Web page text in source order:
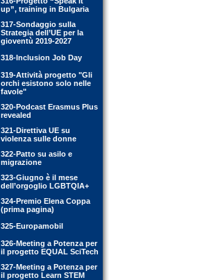
up”, training in Bulgaria
317-Sondaggio sulla
Strategia dell’UE per la
gioventù 2019-2027
318-Inclusion Job Day
319-Attività progetto "Gli
orchi esistono solo nelle
favole"
320-Podcast Erasmus Plus
revealed
321-Direttiva UE su
violenza sulle donne
322-Patto su asilo e
migrazione
323-Giugno è il mese
dell’orgoglio LGBTQIA+
324-Premio Elena Coppa
(prima pagina)
325-Europamobil
326-Meeting a Potenza per
il progetto EQUAL SciTech
327-Meeting a Potenza per
il progetto Learn STEM